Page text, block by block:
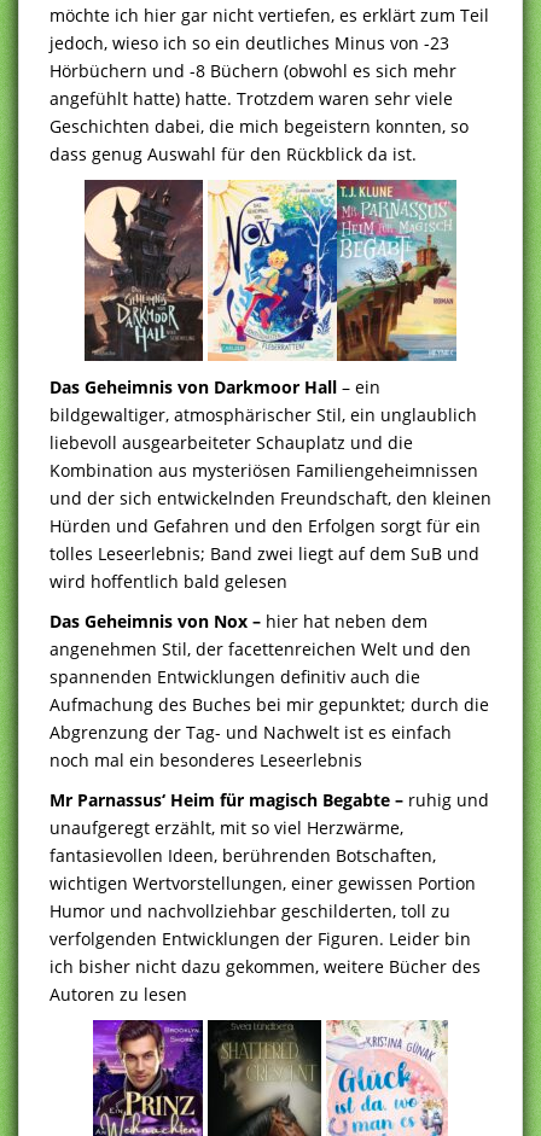
möchte ich hier gar nicht vertiefen, es erklärt zum Teil
jedoch, wieso ich so ein deutliches Minus von -23
Hörbüchern und -8 Büchern (obwohl es sich mehr
angefühlt hatte) hatte. Trotzdem waren sehr viele
Geschichten dabei, die mich begeistern konnten, so
dass genug Auswahl für den Rückblick da ist.
Das Geheimnis von Darkmoor Hall – ein
bildgewaltiger, atmosphärischer Stil, ein unglaublich
liebevoll ausgearbeiteter Schauplatz und die
Kombination aus mysteriösen Familiengeheimnissen
und der sich entwickelnden Freundschaft, den kleinen
Hürden und Gefahren und den Erfolgen sorgt für ein
tolles Leseerlebnis; Band zwei liegt auf dem SuB und
wird hoffentlich bald gelesen
Das Geheimnis von Nox – hier hat neben dem
angenehmen Stil, der facettenreichen Welt und den
spannenden Entwicklungen definitiv auch die
Aufmachung des Buches bei mir gepunktet; durch die
Abgrenzung der Tag- und Nachwelt ist es einfach
noch mal ein besonderes Leseerlebnis
Mr Parnassus‘ Heim für magisch Begabte – ruhig und
unaufgeregt erzählt, mit so viel Herzwärme,
fantasievollen Ideen, berührenden Botschaften,
wichtigen Wertvorstellungen, einer gewissen Portion
Humor und nachvollziehbar geschilderten, toll zu
verfolgenden Entwicklungen der Figuren. Leider bin
ich bisher nicht dazu gekommen, weitere Bücher des
Autoren zu lesen